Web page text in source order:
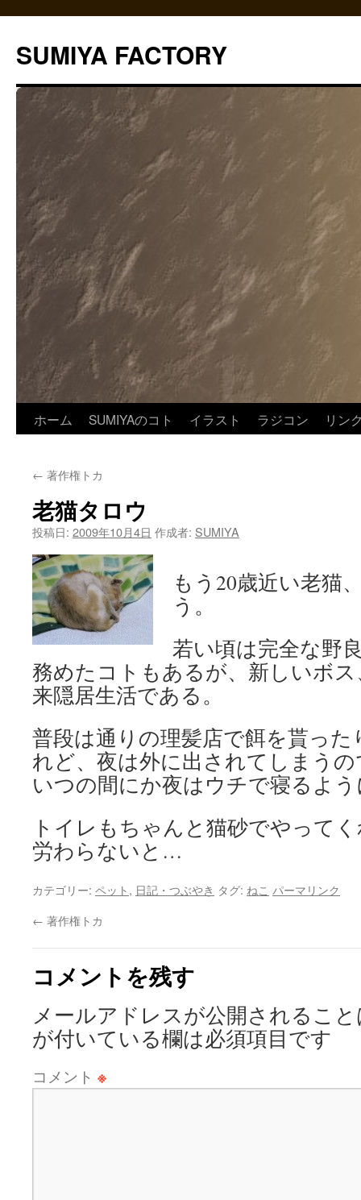
テ
ン
へ
SUMIYA FACTORY
ホーム SUMIYAのコト イラスト ラジコン リン
← 著作権トカ
老猫タロウ
投稿日: 2009年10月4日 作成者: SUMIYA
もう20歳近い老猫
う。
若い頃は完全な野
務めたコトもあるが、新しいボ
来隠居生活である。
普段は通りの理髪店で餌を貰っ
れど、夜は外に出されてしまう
いつの間にか夜はウチで寝るよ
トイレもちゃんと猫砂でやって
労わらないと…
カテゴリー: ペット, 日記・つぶやき タグ: ねこ パーマリンク
← 著作権トカ
コメントを残す
メールアドレスが公開されるこ
が付いている欄は必須項目です
コメント ※